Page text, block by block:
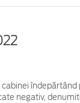
negativ,